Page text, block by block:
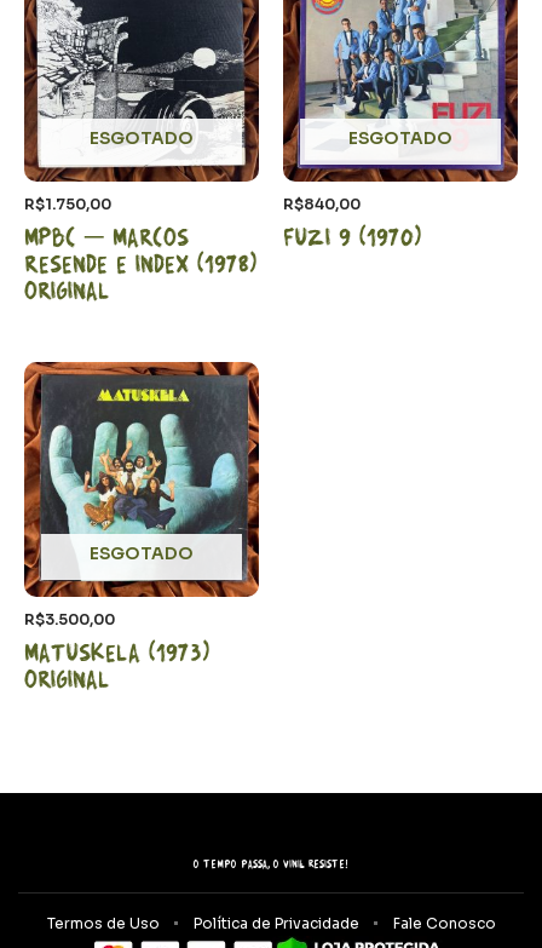
ESGOTADO
R$1.750,00
MPBC – Marcos
Resende e Index (1978)
Original
ESGOTADO
R$840,00
Fuzi 9 (1970)
ESGOTADO
R$3.500,00
Matuskela (1973)
Original
O tempo passa, o vinil resiste!
Termos de Uso Política de Privacidade Fale Conosco